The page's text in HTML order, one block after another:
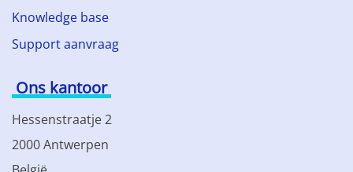
Knowledge base
Support aanvraag
Ons kantoor
Hessenstraatje 2
2000 Antwerpen